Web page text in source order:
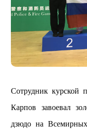
Сотрудник курской
Карпов завоевал
дзюдо на